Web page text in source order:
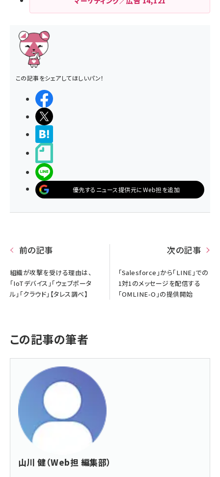
この記事をシェアしてほしいパン！
優先するニュース提供元にWeb担を追加
前の記事
組織が攻撃を受ける理由は、
「IoTデバイス」「ウェブポータ
ル」「クラウド」【タレス調べ】
次の記事
「Salesforce」から「LINE」での
1対1のメッセージを配信する
「OMLINE-O」の提供開始
この記事の筆者
山川 健（Web担 編集部）